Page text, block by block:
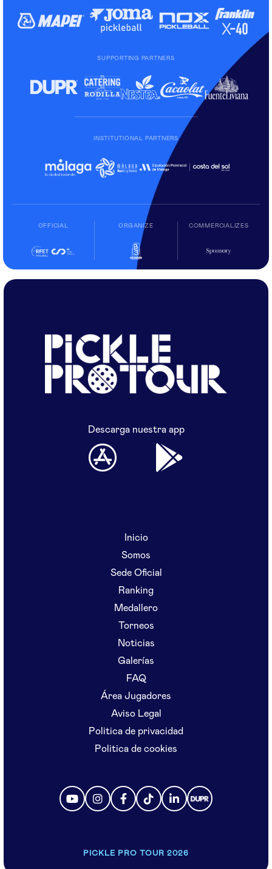
SUPPORTING PARTNERS
INSTITUTIONAL PARTNERS
OFFICIAL ORGANIZE COMMERCIALIZES
Descarga nuestra app
Inicio
Somos
Sede Oficial
Ranking
Medallero
Torneos
Noticias
Galerías
FAQ
Área Jugadores
Aviso Legal
Politica de privacidad
Politica de cookies
PICKLE PRO TOUR 2026